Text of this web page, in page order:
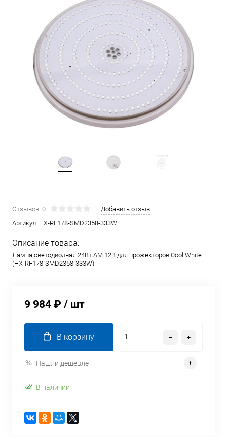
Отзывов: 0
Добавить отзыв
Артикул: HX-RF178-SMD2358-333W
Описание товара:
Лампа светодиодная 24Вт AM 12В для прожекторов Cool White
(HX-RF178-SMD2358-333W)
9 984 ₽ / шт
В корзину
Нашли дешевле
В наличии